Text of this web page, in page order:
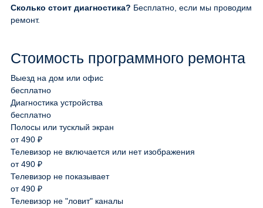
Сколько стоит диагностика? Бесплатно, если мы проводим
ремонт.
Стоимость программного ремонта
Выезд на дом или офис
бесплатно
Диагностика устройства
бесплатно
Полосы или тусклый экран
от 490 ₽
Телевизор не включается или нет изображения
от 490 ₽
Телевизор не показывает
от 490 ₽
Телевизор не "ловит" каналы